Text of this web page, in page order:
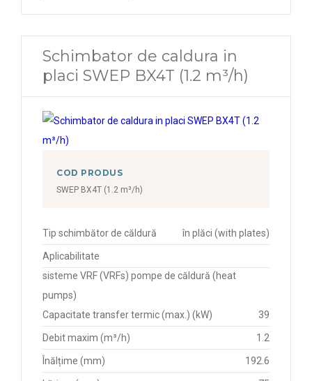
Schimbator de caldura in
placi SWEP BX4T (1.2 m³/h)
COD PRODUS
SWEP BX4T (1.2 m³/h)
Tip schimbător de căldură în plăci (with plates)
Aplicabilitate
sisteme VRF (VRFs) pompe de căldură (heat
pumps)
Capacitate transfer termic (max.) (kW)
39
Debit maxim (m³/h) 1.2
Înălțime (mm) 192.6